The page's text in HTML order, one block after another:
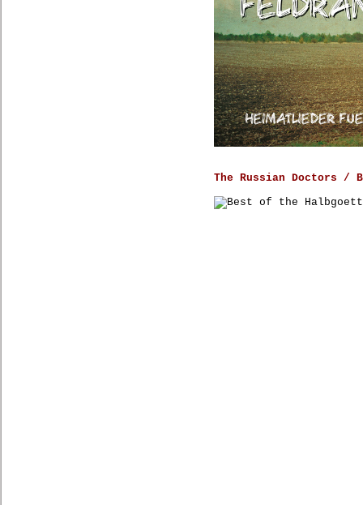
The Russian Doctors /